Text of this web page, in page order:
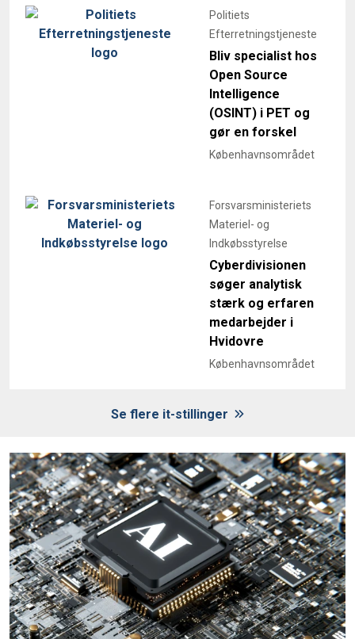
Politiets
Efterretningstjeneste
Bliv specialist hos
Open Source
Intelligence
(OSINT) i PET og
gør en forskel
Københavnsområdet
Forsvarsministeriets
Materiel- og
Indkøbsstyrelse
Cyberdivisionen
søger analytisk
stærk og erfaren
medarbejder i
Hvidovre
Københavnsområdet
Se flere it-stillinger